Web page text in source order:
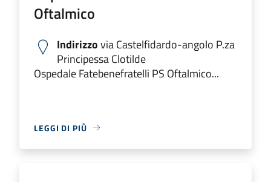
Oftalmico
Indirizzovia Castelfidardo-angolo P.za
Principessa Clotilde
Ospedale Fatebenefratelli PS Oftalmico...
LEGGI DI PIÙ